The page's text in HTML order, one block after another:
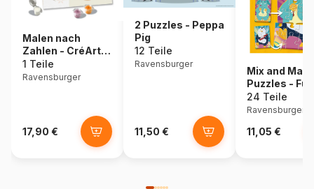
Malen nach
Zahlen - CréArt -
Boho
1 Teile
Ravensburger
17,90 €
2 Puzzles - Peppa
Pig
12 Teile
Ravensburger
11,50 €
Mix and
Puzzles -
Animals
24 Teile
Ravensburger
11,05 €